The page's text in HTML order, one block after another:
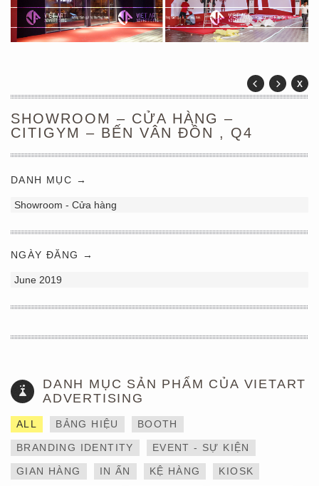
SHOWROOM – CỬA HÀNG –
CITIGYM – BẾN VÂN ĐỒN , Q4
DANH MỤC →
Showroom - Cửa hàng
NGÀY ĐĂNG →
June 2019
DANH MỤC SẢN PHẨM CỦA VIETART
ADVERTISING
ALL BẢNG HIỆU BOOTH
BRANDING IDENTITY EVENT - SỰ KIỆN
GIAN HÀNG IN ẤN KỆ HÀNG KIOSK